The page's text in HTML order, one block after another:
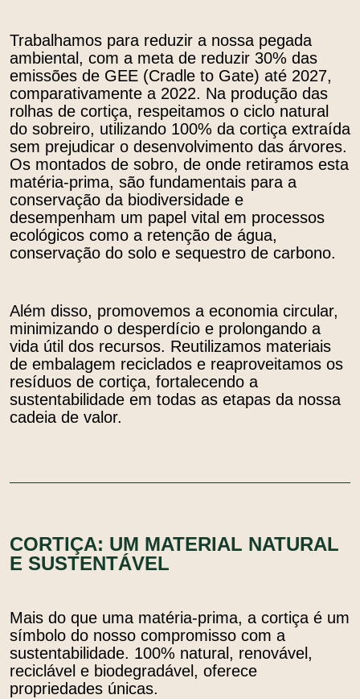
Trabalhamos para reduzir a nossa pegada
ambiental, com a meta de reduzir 30% das
emissões de GEE (Cradle to Gate) até 2027,
comparativamente a 2022. Na produção das
rolhas de cortiça, respeitamos o ciclo natural
do sobreiro, utilizando 100% da cortiça extraída
sem prejudicar o desenvolvimento das árvores.
Os montados de sobro, de onde retiramos esta
matéria-prima, são fundamentais para a
conservação da biodiversidade e
desempenham um papel vital em processos
ecológicos como a retenção de água,
conservação do solo e sequestro de carbono.
Além disso, promovemos a economia circular,
minimizando o desperdício e prolongando a
vida útil dos recursos. Reutilizamos materiais
de embalagem reciclados e reaproveitamos os
resíduos de cortiça, fortalecendo a
sustentabilidade em todas as etapas da nossa
cadeia de valor.
CORTIÇA: UM MATERIAL NATURAL
E SUSTENTÁVEL
Mais do que uma matéria-prima, a cortiça é um
símbolo do nosso compromisso com a
sustentabilidade. 100% natural, renovável,
reciclável e biodegradável, oferece
propriedades únicas.